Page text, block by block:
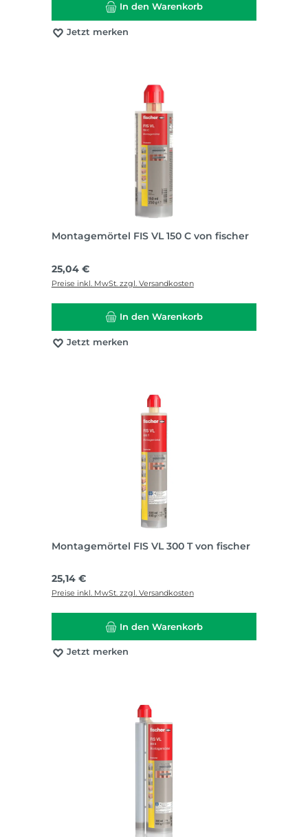
In den Warenkorb
Jetzt merken
Montagemörtel FIS VL 150 C von fischer
Regulärer Preis:
25,04 €
Preise inkl. MwSt. zzgl. Versandkosten
In den Warenkorb
Jetzt merken
Montagemörtel FIS VL 300 T von fischer
Regulärer Preis:
25,14 €
Preise inkl. MwSt. zzgl. Versandkosten
In den Warenkorb
Jetzt merken